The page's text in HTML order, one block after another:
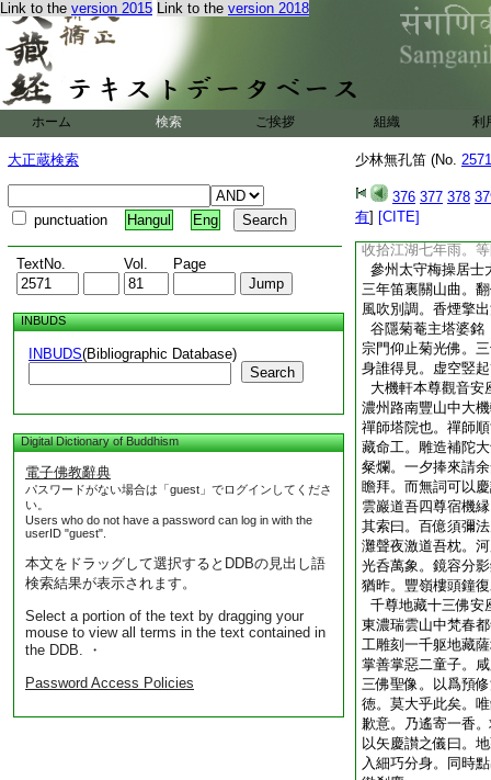
Link to the version 2015 Link to the version 2018
ホーム 検索 ご挨拶 組織 利
大正蔵検索
punctuation Hangul Eng
TextNo. Vol. Page
INBUDS
INBUDS(Bibliographic Database)
Search
Digital Dictionary of Buddhism
電子佛教辭典
パスワードがない場合は「guest」でログインしてくださ
い。
Users who do not have a password can log in with the
userID "guest".
本文をドラッグして選択するとDDBの見出し語
検索結果が表示されます。
Select a portion of the text by dragging your
mouse to view all terms in the text contained in
the DDB. ・
Password Access Policies
少林無孔笛 (No.
376 377 378
有] [CITE]
升法壇。共惟 某名
宗之密室。拜亞相
南山。自飽天廚禁
全非世俗涅槃。無
明焚舟之鋭氣。但
竈之欺瞞。錯錯柳
休金谷刀州。孰非
瑠璃殿佛日團團。
斯法筵。與令子諸
收拾江湖七年雨。
參州太守梅操居士
三年笛裏關山曲。
風吹別調。香煙擎
谷隱菊菴主塔婆銘
宗門仰止菊光佛。
身誰得見。虚空竪
大機軒本尊觀音安
濃州路南豐山中大
禪師塔院也。禪師
藏命工。雕造補陀
粲爛。一夕捧來請
瞻拜。而無詞可以
雲巖道吾四尊宿機
其索曰。百億須彌
灘聲夜激道吾枕。
光呑萬象。鏡容分
猶昨。豐嶺樓頭鐘
千尊地藏十三佛安
東濃瑞雲山中梵春
工雕刻一千躯地藏
掌善掌惡二童子。
三佛聖像。以爲預
徳。莫大乎此矣。
歉意。乃遙寄一香
以矢慶讃之儀曰。
入細巧分身。同時